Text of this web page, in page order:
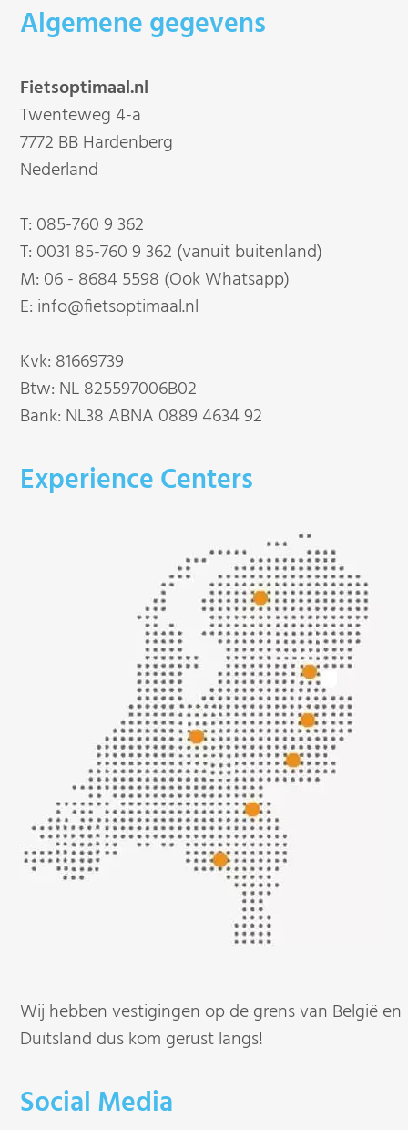
Algemene gegevens
Fietsoptimaal.nl
Twenteweg 4-a
7772 BB Hardenberg
Nederland
T: 085-760 9 362
T: 0031 85-760 9 362 (vanuit buitenland)
M: 06 - 8684 5598 (Ook Whatsapp)
E: info@fietsoptimaal.nl
Kvk: 81669739
Btw: NL 825597006B02
Bank: NL38 ABNA 0889 4634 92
Experience Centers
Wij hebben vestigingen op de grens van België en
Duitsland dus kom gerust langs!
Social Media